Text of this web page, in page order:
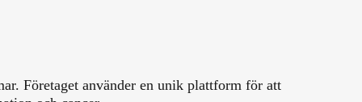
Företaget använder en unik plattform för att